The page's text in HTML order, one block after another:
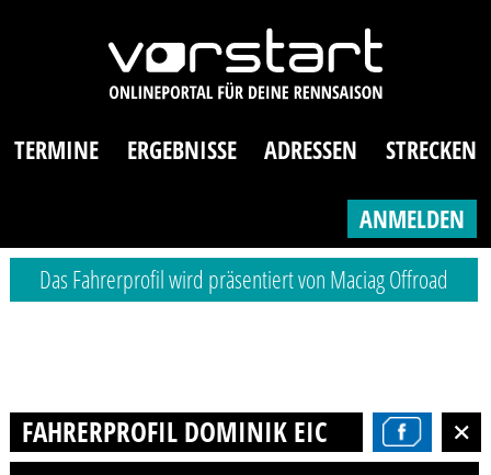
TERMINE ERGEBNISSE ADRESSEN STRECKEN
ANMELDEN
Das Fahrerprofil wird präsentiert von Maciag Offroad
FAHRERPROFIL DOMINIK EICHBERG